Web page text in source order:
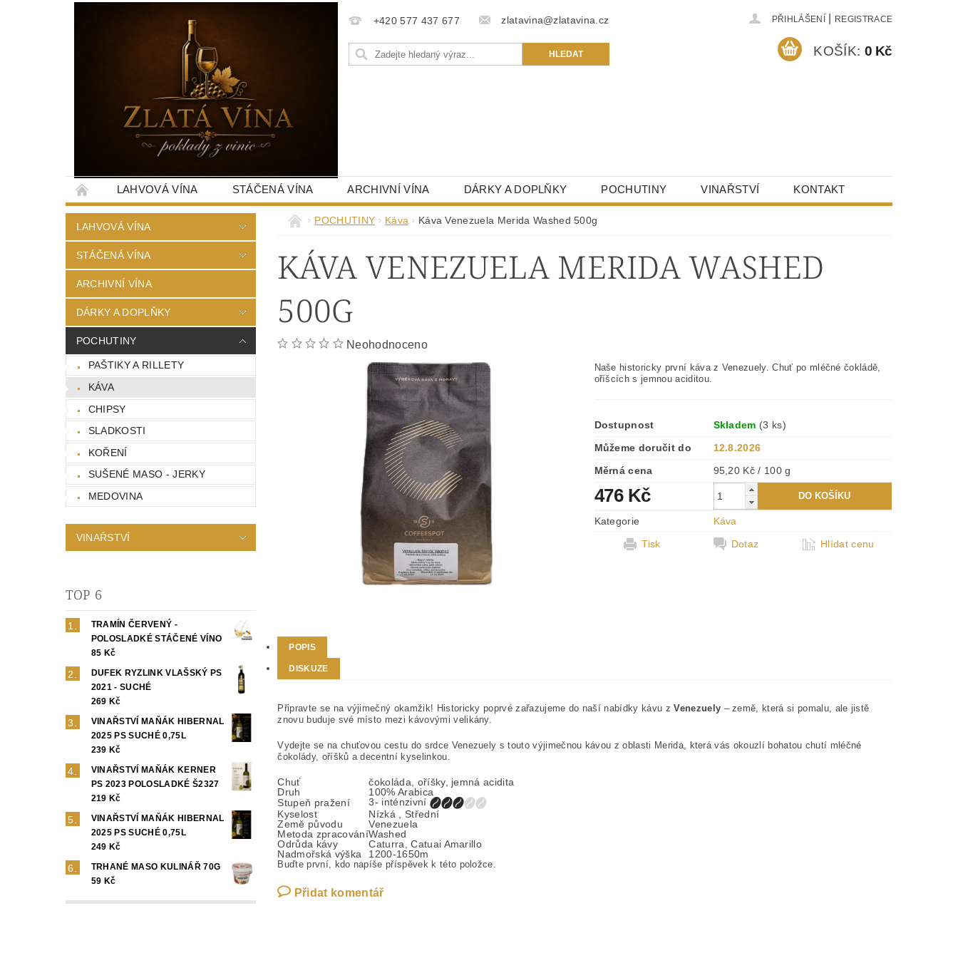
+420 577 437 677 zlatavina@zlatavina.cz PŘIHLÁŠENÍ REGISTRACE
KOŠÍK: 0 Kč
LAHVOVÁ VÍNA STÁČENÁ VÍNA ARCHIVNÍ VÍNA DÁRKY A DOPLŇKY POCHUTINY VINAŘSTVÍ KONTAKT
LAHVOVÁ VÍNA
STÁČENÁ VÍNA
ARCHIVNÍ VÍNA
DÁRKY A DOPLŇKY
POCHUTINY
PAŠTIKY A RILLETY
KÁVA
CHIPSY
SLADKOSTI
KOŘENÍ
SUŠENÉ MASO - JERKY
MEDOVINA
VINAŘSTVÍ
TOP 6
TRAMÍN ČERVENÝ -
POLOSLADKÉ STÁČENÉ VÍNO
85 Kč
DUFEK RYZLINK VLAŠSKÝ PS
2021 - SUCHÉ
269 Kč
VINAŘSTVÍ MAŇÁK HIBERNAL
2025 PS SUCHÉ 0,75L
239 Kč
VINAŘSTVÍ MAŇÁK KERNER
PS 2023 POLOSLADKÉ Š2327
219 Kč
VINAŘSTVÍ MAŇÁK HIBERNAL
2025 PS SUCHÉ 0,75L
249 Kč
TRHANÉ MASO KULINÁŘ 70G
59 Kč
POCHUTINY Káva Káva Venezuela Merida Washed 500g
KÁVA VENEZUELA MERIDA WASHED
500G
Neohodnoceno
Naše historicky první káva z Venezuely. Chuť po mléčné čokládě
oříšcích s jemnou aciditou.
Dostupnost Skladem (3 ks)
Můžeme doručit do
12.8.2026
Měrná cena
95,20 Kč / 100 g
476 Kč
Kategorie
Káva
Tisk
Dotaz Hlídat cenu
POPIS
DISKUZE
Připravte se na výjimečný okamžik! Historicky poprvé zařazujeme do naší nabídky kávu z Venezuely – země, která si pomalu, ale jistě
znovu buduje své místo mezi kávovými velikány.
Vydejte se na chuťovou cestu do srdce Venezuely s touto výjimečnou kávou z oblasti Merida, která vás okouzlí bohatou chutí mléčné
čokolády, oříšků a decentní kyselinkou.
Chuť
čokoláda, oříšky, jemná acidita
Druh
100% Arabica
Stupeň pražení
3- inténzivní
Kyselost
Nízká , Střední
Země původu
Venezuela
Metoda zpracováníWashed
Odrůda kávy
Caturra, Catuai Amarillo
Nadmořská výška
1200-1650m
Buďte první, kdo napíše příspěvek k této položce.
Přidat komentář